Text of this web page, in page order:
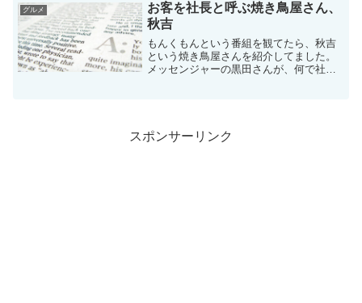
グルメ
お客を社長と呼ぶ焼き鳥屋さん、
秋吉
もんくもんという番組を観てたら、秋吉
という焼き鳥屋さんを紹介してました。
メッセンジャーの黒田さんが、何で社長
スポンサーリンク